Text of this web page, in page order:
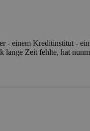
- einem Kreditinstitut -
lange Zeit fehlte, hat